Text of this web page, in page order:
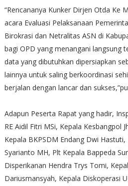
“Rencananya Kunker Dirjen Otda Ke
acara Evaluasi Pelaksanaan
Birokrasi dan Netralitas ASN di
bagi OPD yang menangani langsung
data yang dibutuhkan dipersiapkan
lainnya untuk saling berkoordinasi
berjalan dengan lancar dan
Adapun Peserta Rapat yang hadir,
RE Aidil Fitri MSi, Kepala Kesbangpol
Kepala BKPSDM Endang Dwi
Syarianto MH, Plt Kepala Bappeda
Disperikanan Hendra Trys Tomi,
Dariusmansyah, Kepala Diskoperasi